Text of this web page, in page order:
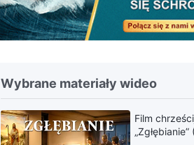
Wybrane materiały wideo
Film